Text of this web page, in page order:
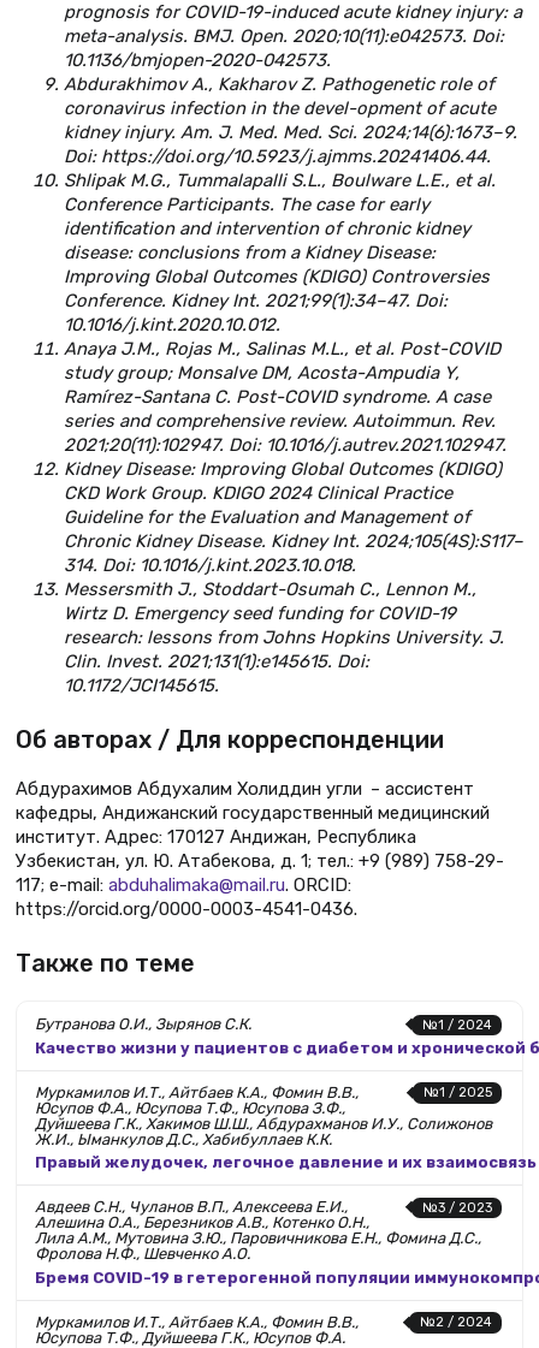
prognosis for COVID-19-induced acute kidney injury: a
meta-analysis. BMJ. Open. 2020;10(11):e042573. Doi:
10.1136/bmjopen-2020-042573.
Abdurakhimov A., Kakharov Z. Pathogenetic role of
coronavirus infection in the devel-opment of acute
kidney injury. Am. J. Med. Med. Sci. 2024;14(6):1673–9.
Doi: https://doi.org/10.5923/j.ajmms.20241406.44.
Shlipak M.G., Tummalapalli S.L., Boulware L.E., et al.
Conference Participants. The case for early
identification and intervention of chronic kidney
disease: conclusions from a Kidney Disease:
Improving Global Outcomes (KDIGO) Controversies
Conference. Kidney Int. 2021;99(1):34–47. Doi:
10.1016/j.kint.2020.10.012.
Anaya J.M., Rojas M., Salinas M.L., et al. Post-COVID
study group; Monsalve DM, Acosta-Ampudia Y,
Ramírez-Santana C. Post-COVID syndrome. A case
series and comprehensive review. Autoimmun. Rev.
2021;20(11):102947. Doi: 10.1016/j.autrev.2021.102947.
Kidney Disease: Improving Global Outcomes (KDIGO)
CKD Work Group. KDIGO 2024 Clinical Practice
Guideline for the Evaluation and Management of
Chronic Kidney Disease. Kidney Int. 2024;105(4S):S117–
314. Doi: 10.1016/j.kint.2023.10.018.
Messersmith J., Stoddart-Osumah C., Lennon M.,
Wirtz D. Emergency seed funding for COVID-19
research: lessons from Johns Hopkins University. J.
Clin. Invest. 2021;131(1):e145615. Doi:
10.1172/JCI145615.
Об авторах / Для корреспонденции
Абдурахимов Абдухалим Холиддин угли – ассистент
кафедры, Андижанский государственный медицинский
институт. Адрес: 170127 Андижан, Республика
Узбекистан, ул. Ю. Атабекова, д. 1; тел.: +9 (989) 758-29-
117; e-mail: abduhalimaka@mail.ru. ORCID:
https://orcid.org/0000-0003-4541-0436.
Также по теме
№1 / 2024
Бутранова О.И., Зырянов С.К.
Качество жизни у пациентов с диабетом и хронической
№1 / 2025
Муркамилов И.Т., Айтбаев К.А., Фомин В.В.,
Юсупов Ф.А., Юсупова Т.Ф., Юсупова З.Ф.,
Дуйшеева Г.К., Хакимов Ш.Ш., Абдурахманов И.У., Солижонов
Ж.И., Ыманкулов Д.С., Хабибуллаев К.К.
Правый желудочек, легочное давление и их
№3 / 2023
Авдеев С.Н., Чуланов В.П., Алексеева Е.И.,
Алешина О.А., Березников А.В., Котенко О.Н.,
Лила А.М., Мутовина З.Ю., Паровичникова Е.Н., Фомина Д.С.,
Фролова Н.Ф., Шевченко А.О.
Бремя COVID-19 в гетерогенной популяции
№2 / 2024
Муркамилов И.Т., Айтбаев К.А., Фомин В.В.,
Юсупова Т.Ф., Дуйшеева Г.К., Юсупов Ф.А.